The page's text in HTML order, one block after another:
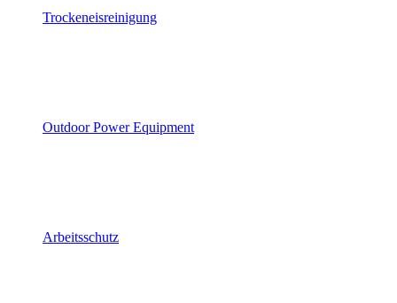
Trockeneisreinigung
Outdoor Power Equipment
Arbeitsschutz